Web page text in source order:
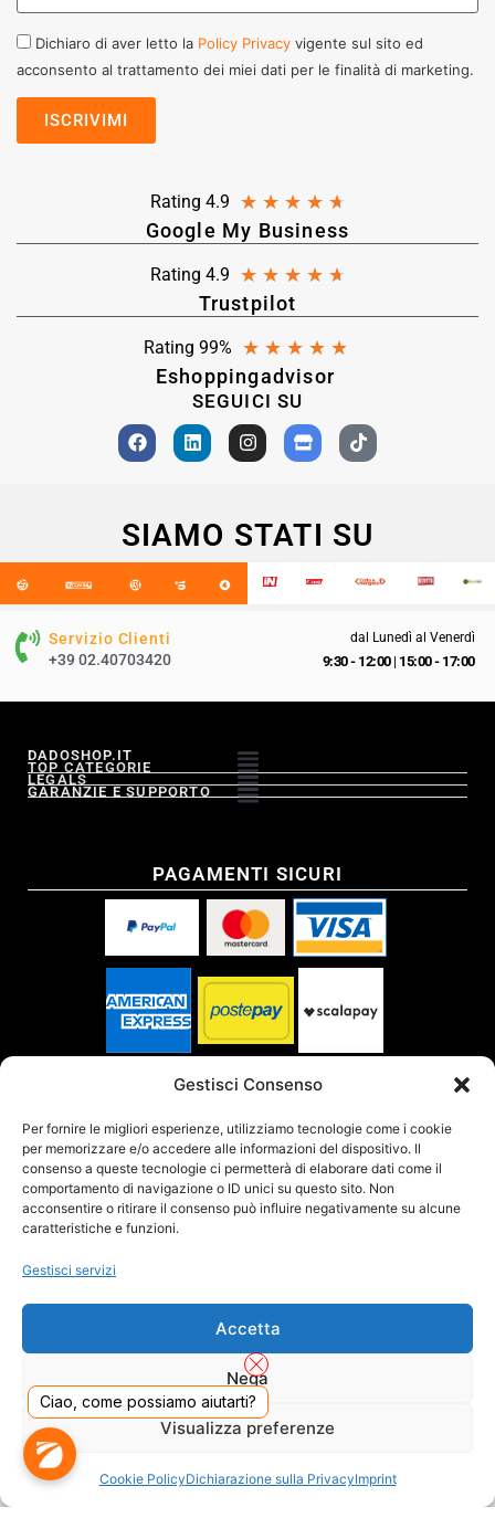
Gestisci Consenso
Per fornire le migliori esperienze, utilizziamo tecnologie come i cookie
per memorizzare e/o accedere alle informazioni del dispositivo. Il
consenso a queste tecnologie ci permetterà di elaborare dati come il
comportamento di navigazione o ID unici su questo sito. Non
acconsentire o ritirare il consenso può influire negativamente su alcune
caratteristiche e funzioni.
Gestisci servizi
Accetta
Nega
Visualizza preferenze
Cookie PolicyDichiarazione sulla PrivacyImprint
Dichiaro di aver letto la Policy Privacy vigente sul sito ed
acconsento al trattamento dei miei dati per le finalità di marketing.
Rating 4.9 ★ ★ ★ ★ ★
Google My Business
Rating 4.9 ★ ★ ★ ★ ★
Trustpilot
Rating 99% ★ ★ ★ ★ ★
Eshoppingadvisor
SEGUICI SU
SIAMO STATI SU
Servizio Clienti
+39 02.40703420
dal Lunedì al Venerdì
9:30 - 12:00| 15:00 - 17:00
DADOSHOP.IT
TOP CATEGORIE
LEGALS
GARANZIE E SUPPORTO
PAGAMENTI SICURI
SPEDITO DA
SITO CERTIFICATO
DADO S.R.L. Unipersonale - Viale Enrico Forlanini 23 - 20134 Milano (MI) - Italy
Tel. 02.40703420 - P.Iva/C.F. 02681390809 - Numero REA MI-2640300 - Cap. Soc.
Ciao, come possiamo aiutarti?